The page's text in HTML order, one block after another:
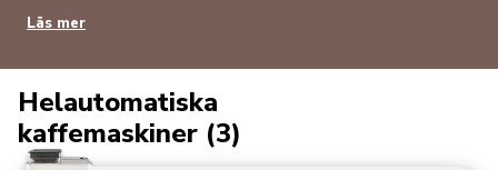
Läs mer
Helautomatiska
kaffemaskiner (3)